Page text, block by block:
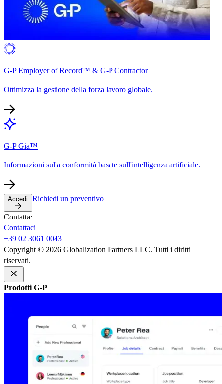
G-P Employer of Record™ & G-P Contractor​​
Ottimizza la gestione della forza lavoro globale.​​
G-P Gia™​​
Informazioni sulla conformità basate sull'intelligenza artificiale.​​
Accedi​​ Richiedi un preventivo​​
Contatta:​​
Contattaci​​
+39 02 3061 0043​​
Copyright © 2026 Globalization Partners LLC. Tutti i diritti
riservati.​​
Prodotti G-P​​